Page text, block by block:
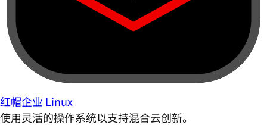
红帽企业 Linux
使用灵活的操作系统以支持混合云创新。